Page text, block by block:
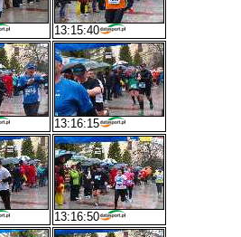
13:15:40
13:16:15
13:16:50